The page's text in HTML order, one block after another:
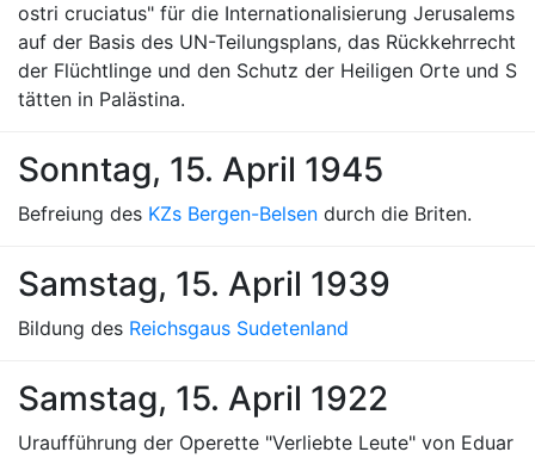
ostri cruciatus" für die Internationalisierung Jerusalems
auf der Basis des UN-Teilungsplans, das Rückkehrrecht
der Flüchtlinge und den Schutz der Heiligen Orte und S
tätten in Palästina.
Sonntag, 15. April 1945
Befreiung des KZs Bergen-Belsen durch die Briten.
Samstag, 15. April 1939
Bildung des Reichsgaus Sudetenland
Samstag, 15. April 1922
Uraufführung der Operette "Verliebte Leute" von Eduar